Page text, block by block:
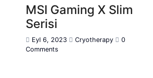
MSI Gaming X Slim
Serisi
Eyl 6, 2023 Cryotherapy
0
Comments